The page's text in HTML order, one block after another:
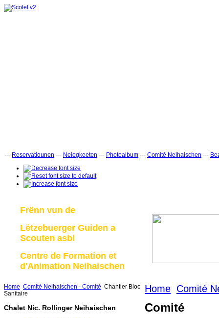
--- Reservatiounen --- Neiegkeeten --- Photoalbum --- Comité Neihaischen ---
Frënn vun de
Lëtzebuerger Guiden a
Scouten asbl
Centre de Formation et
d'Animation Neihaischen
Home Comité Neihaischen - Comité Chantier Bloc
Sanitaire
Chalet Nic. Rollinger Neihaischen
Home Comité
Comité